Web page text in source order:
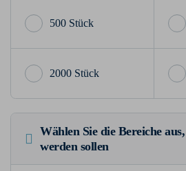
500 Stück
2000 Stück
Wählen Sie die Bereiche
werden sollen